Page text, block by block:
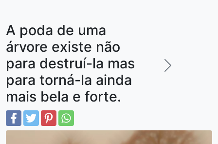
A poda de uma
árvore existe não
para destruí-la mas
para torná-la ainda
mais bela e forte.